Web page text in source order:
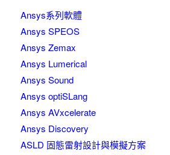
Ansys系列軟體
Ansys SPEOS
Ansys Zemax
Ansys Lumerical
Ansys Sound
Ansys optiSLang
Ansys AVxcelerate
Ansys Discovery
ASLD 固態雷射設計與模擬方案